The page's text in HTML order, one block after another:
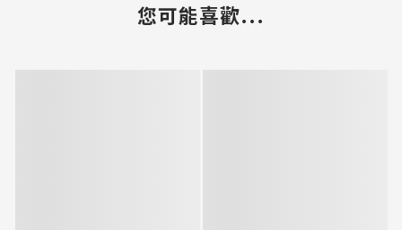
您可能喜歡...